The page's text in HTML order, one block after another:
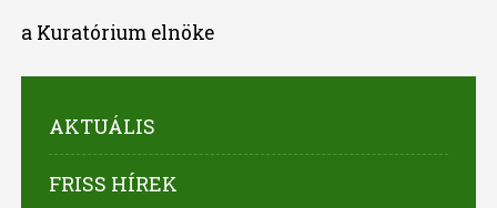
a Kuratórium elnöke
AKTUÁLIS
FRISS HÍREK